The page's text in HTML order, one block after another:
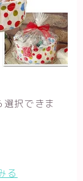
択できま
る